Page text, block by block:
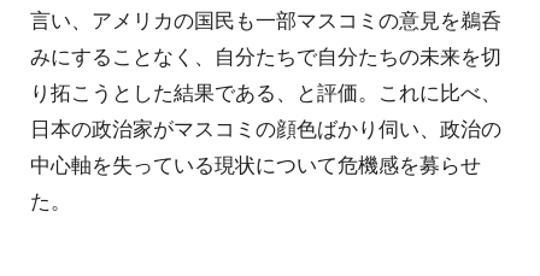
言い、アメリカの国民も一部マスコミの意見を鵜呑
みにすることなく、自分たちで自分たちの未来を切
り拓こうとした結果である、と評価。これに比べ、
日本の政治家がマスコミの顔色ばかり伺い、政治の
中心軸を失っている現状について危機感を募らせ
た。